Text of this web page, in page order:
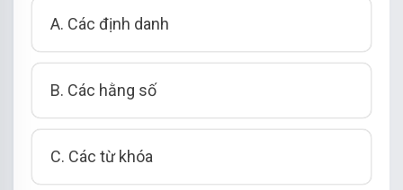
A. Các định danh
B. Các hằng số
C. Các từ khóa